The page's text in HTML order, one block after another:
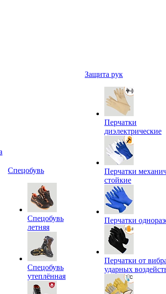
Спецобувь
Спецобувь
летняя
Спецобувь
утеплённая
Защита рук
Перчатки
диэлектрические
Перчатки
стойкие
Перчатки
Перчатки от
ударных